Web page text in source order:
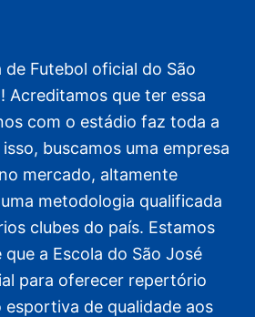
de Futebol oficial do São
Acreditamos que ter essa
com o estádio faz toda a
buscamos uma empresa
mercado, altamente
metodologia qualificada
clubes do país. Estamos
a Escola do São José
para oferecer repertório
de qualidade aos